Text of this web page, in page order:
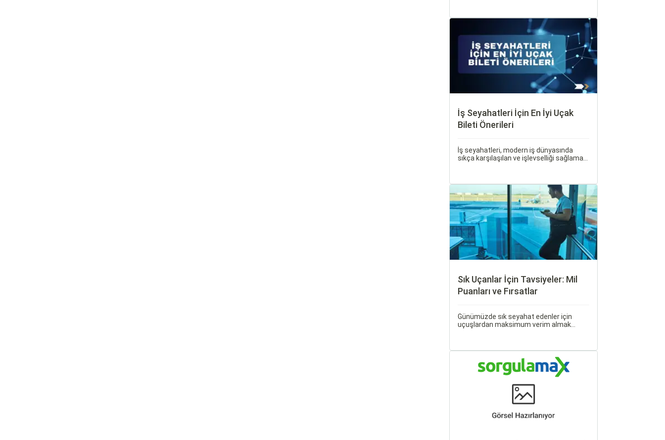
günlerini ve Sorgulamax.
İş Seyahatleri İçin En İyi Uçak
Bileti Önerileri
İş seyahatleri, modern iş dünyasında
sıkça karşılaşılan ve işlevselliği sağlamak
etkileyen unsurlardan biridir.
Sık Uçanlar İçin Tavsiyeler: Mil
Puanları ve Fırsatlar
Günümüzde sık seyahat edenler için
uçuşlardan maksimum verim almak